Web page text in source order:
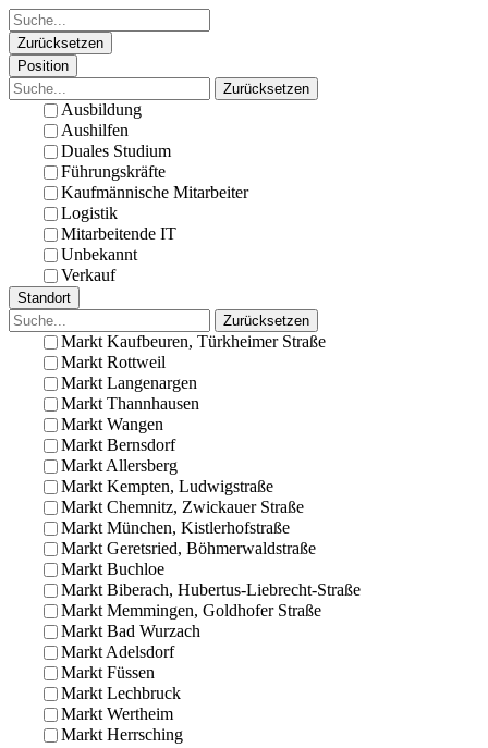
Zurücksetzen
Position
Zurücksetzen
Ausbildung
Aushilfen
Duales Studium
Führungskräfte
Kaufmännische Mitarbeiter
Logistik
Mitarbeitende IT
Unbekannt
Verkauf
Standort
Zurücksetzen
Markt Kaufbeuren, Türkheimer Straße
Markt Rottweil
Markt Langenargen
Markt Thannhausen
Markt Wangen
Markt Bernsdorf
Markt Allersberg
Markt Kempten, Ludwigstraße
Markt Chemnitz, Zwickauer Straße
Markt München, Kistlerhofstraße
Markt Geretsried, Böhmerwaldstraße
Markt Buchloe
Markt Biberach, Hubertus-Liebrecht-Straße
Markt Memmingen, Goldhofer Straße
Markt Bad Wurzach
Markt Adelsdorf
Markt Füssen
Markt Lechbruck
Markt Wertheim
Markt Herrsching